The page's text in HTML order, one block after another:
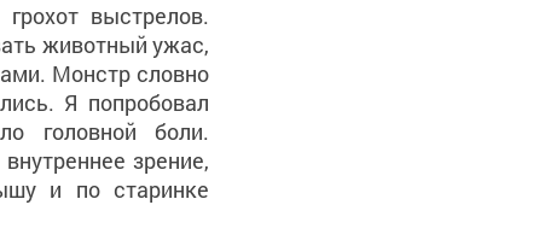
выстрелов.
животный ужас,
Монстр словно
Я попробовал
головной боли.
зрение,
и по старинке